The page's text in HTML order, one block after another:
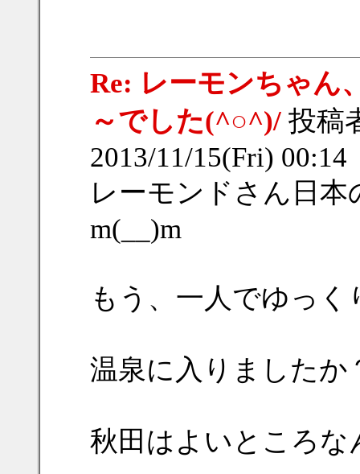
Re: レーモンちゃん
～でした(^○^)/ 投稿
2013/11/15(Fri)
レーモンドさん日
m(__)m
もう、一人でゆっ
温泉に入りましたか
秋田はよいところな